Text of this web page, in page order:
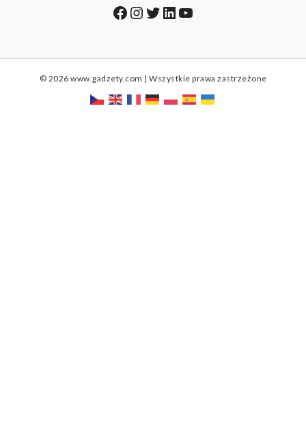
Facebook
Instagram
Twitter
LinkedIn
YouTube
© 2026 www.gadzety.com | Wszystkie prawa zastrzeżone